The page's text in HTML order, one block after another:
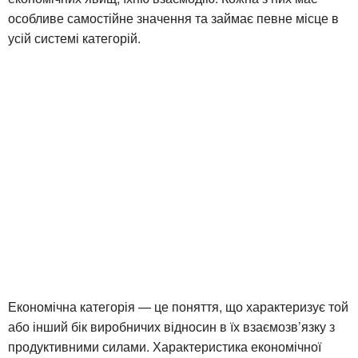
особливе самостійне значення та займає певне місце в
усій системі категорій.
Економічна категорія — це поняття, що характеризує той
або інший бік виробничих відносин в їх взаємозв’язку з
продуктивними силами. Характеристика економічної